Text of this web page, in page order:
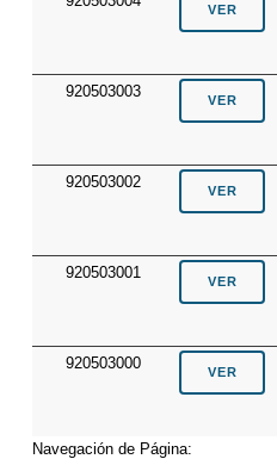
920503003
920503002
920503001
920503000
Navegación de Página: